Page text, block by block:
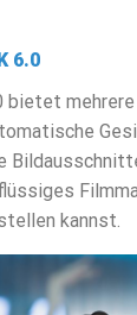
6.0
bietet
kannst.